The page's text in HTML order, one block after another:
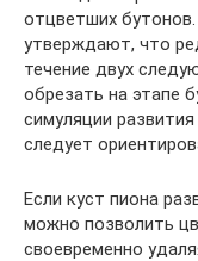
отцветших
утверждают, что
течение двух
обрезать на этапе
симуляции
следует
Если куст пиона
можно позволить
своевременно